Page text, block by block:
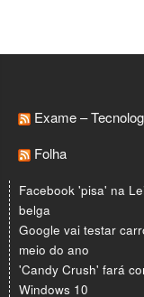
Exame –
Folha
Facebook 'pisa' na
belga
Google vai testar
meio do ano
'Candy Crush' fará
Windows 10